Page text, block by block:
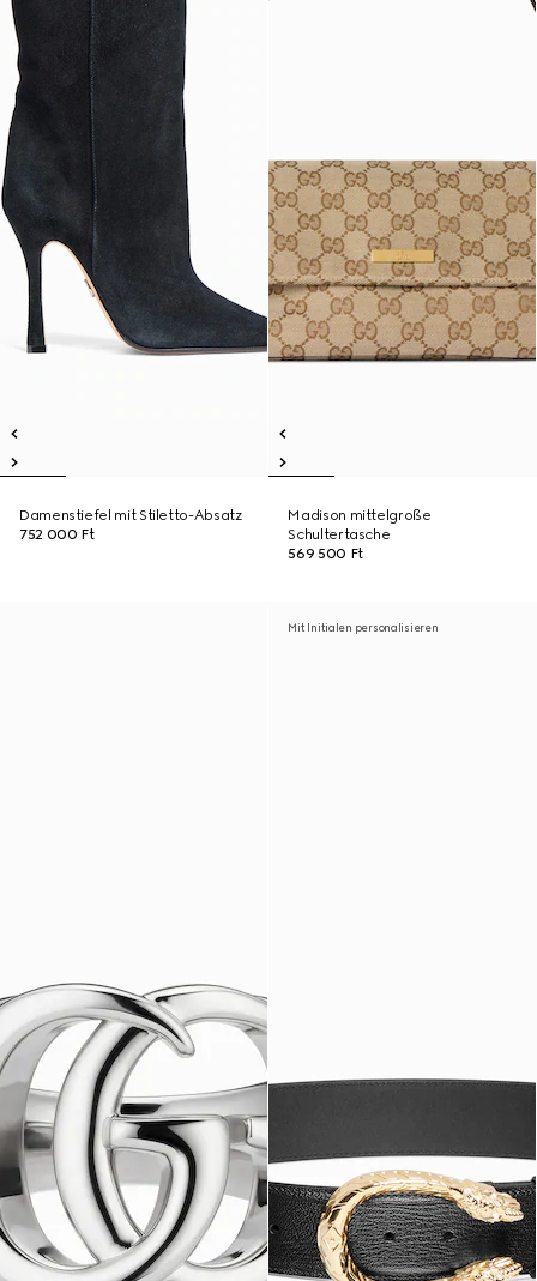
Damenstiefel mit Stiletto-Absatz
752 000 Ft
Madison mittelgroße
Schultertasche
569 500 Ft
Mit Initialen personalisieren